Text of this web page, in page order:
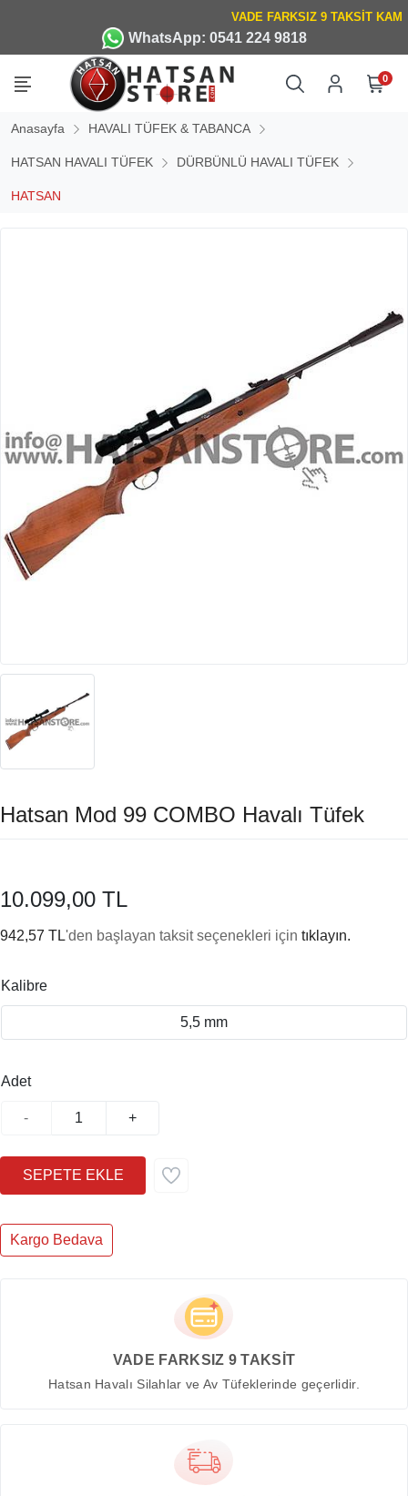
WhatsApp: 0541 224 9818
0
Anasayfa HAVALI TÜFEK & TABANCA
HATSAN HAVALI TÜFEK DÜRBÜNLÜ HAVALI TÜFEK
HATSAN
Hatsan Mod 99 COMBO Havalı Tüfek
10.099,00 TL
942,57 TL'den başlayan taksit seçenekleri için tıklayın.
Kalibre
5,5 mm
Adet
- +
Kargo Bedava
VADE FARKSIZ 9 TAKSİT
Hatsan Havalı Silahlar ve Av Tüfeklerinde geçerlidir.